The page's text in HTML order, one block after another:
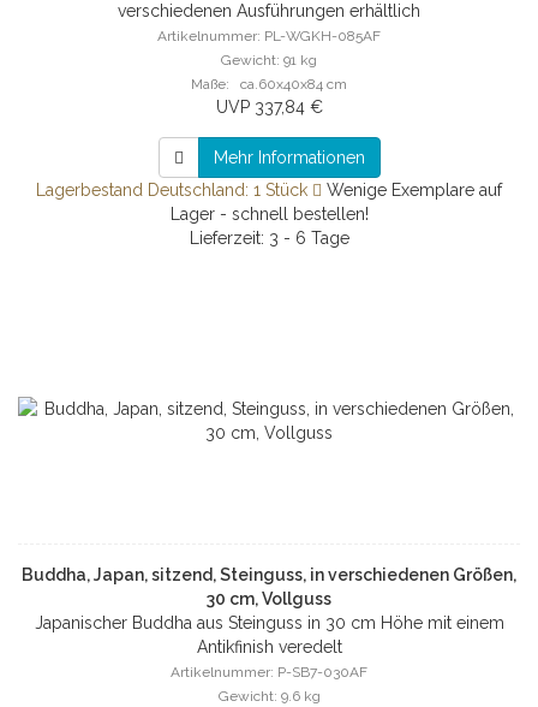
verschiedenen Ausführungen erhältlich
Artikelnummer: PL-WGKH-085AF
Gewicht: 91 kg
Maße: ca.60x40x84 cm
UVP 337,84 €
Mehr Informationen
Lagerbestand Deutschland: 1 Stück
Wenige Exemplare auf
Lager - schnell bestellen!
Lieferzeit: 3 - 6 Tage
Buddha, Japan, sitzend, Steinguss, in verschiedenen Größen,
30 cm, Vollguss
Japanischer Buddha aus Steinguss in 30 cm Höhe mit einem
Antikfinish veredelt
Artikelnummer: P-SB7-030AF
Gewicht: 9.6 kg